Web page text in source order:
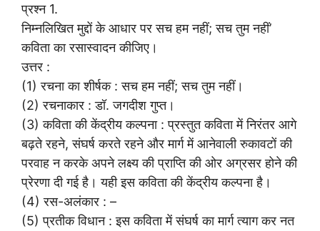
प्रश्न 1.
निम्नलिखित मुद्दों के आधार पर सच हम नहीं; सच तुम नहीं’
कविता का रसास्वादन कीजिए।
उत्तर :
(1) रचना का शीर्षक : सच हम नहीं; सच तुम नहीं।
(2) रचनाकार : डॉ. जगदीश गुप्त।
(3) कविता की केंद्रीय कल्पना : प्रस्तुत कविता में निरंतर आगे
बढ़ते रहने, संघर्ष करते रहने और मार्ग में आनेवाली रुकावटों की
परवाह न करके अपने लक्ष्य की प्राप्ति की ओर अग्रसर होने की
प्रेरणा दी गई है। यही इस कविता की केंद्रीय कल्पना है।
(4) रस-अलंकार : –
(5) प्रतीक विधान : इस कविता में संघर्ष का मार्ग त्याग कर नत